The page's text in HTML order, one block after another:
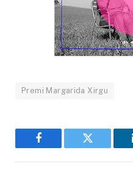
Premi Margarida Xirgu
Facebook Twitter